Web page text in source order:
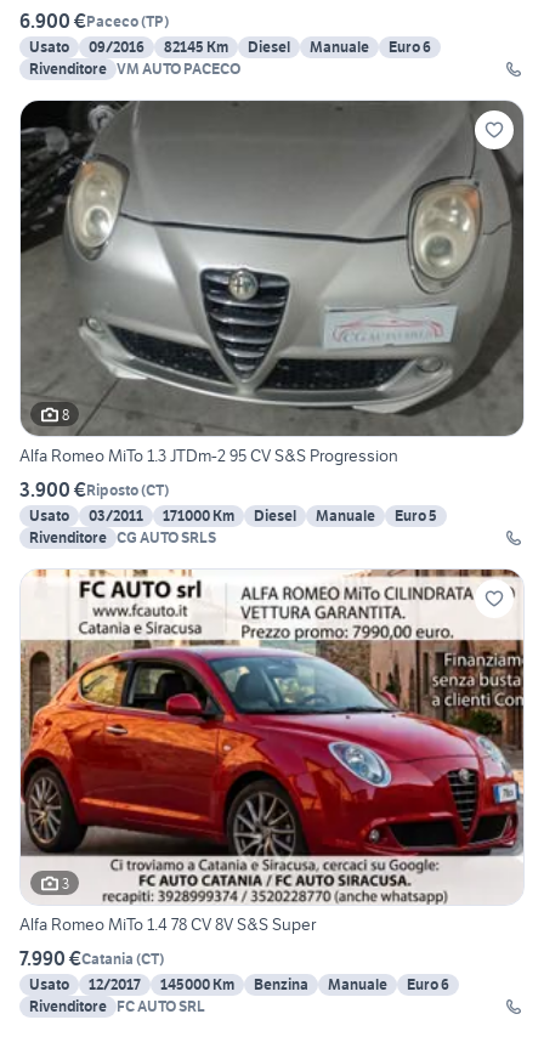
6.900 €Paceco(TP)
Usato
09/2016 82145 Km Diesel Manuale
Euro 6
Rivenditore VM AUTO PACECO
8
Alfa Romeo MiTo 1.3 JTDm-2 95 CV S&S Progression
3.900 €Riposto(CT)
Usato
03/2011 171000 Km Diesel Manuale
Euro 5
Rivenditore CG AUTO SRLS
3
Alfa Romeo MiTo 1.4 78 CV 8V S&S Super
7.990 €Catania (CT)
Usato
12/2017 145000 Km Benzina Manuale
Euro 6
Rivenditore FC AUTO SRL